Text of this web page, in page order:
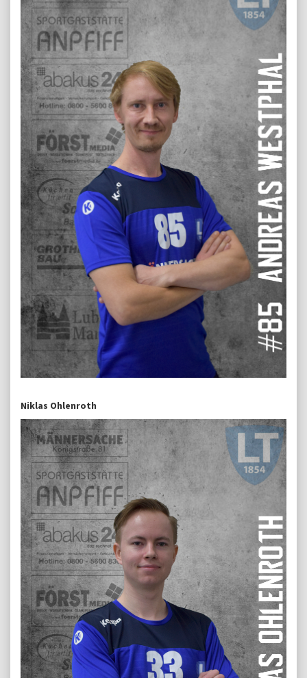
Niklas Ohlenroth